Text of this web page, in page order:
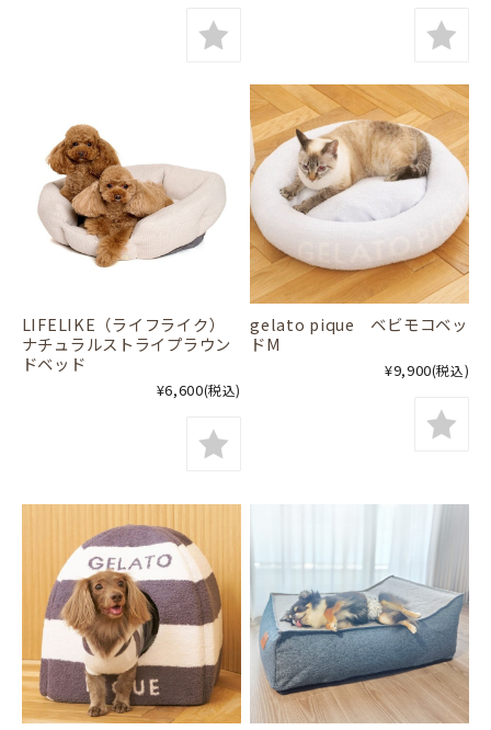
LIFELIKE（ライフライク）
ナチュラルストライプラウン
ドベッド
¥6,600(税込)
gelato pique ベビモコベッ
ドM
¥9,900(税込)